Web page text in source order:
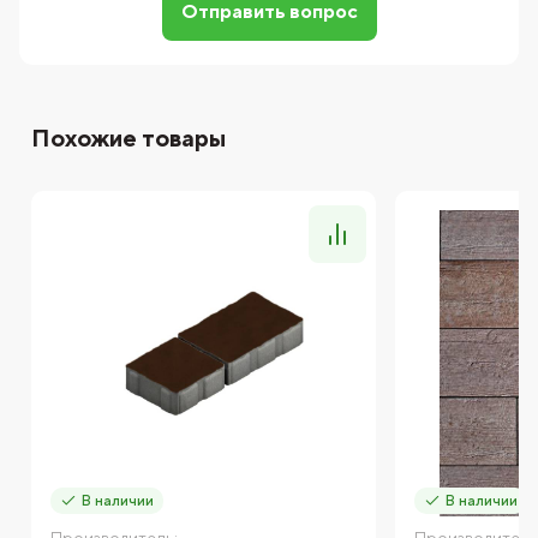
Отправить вопрос
Похожие товары
В наличии В наличии